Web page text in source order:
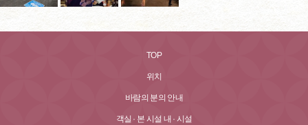
TOP
위치
바람의 분의 안내
객실 · 본 시설 내 · 시설